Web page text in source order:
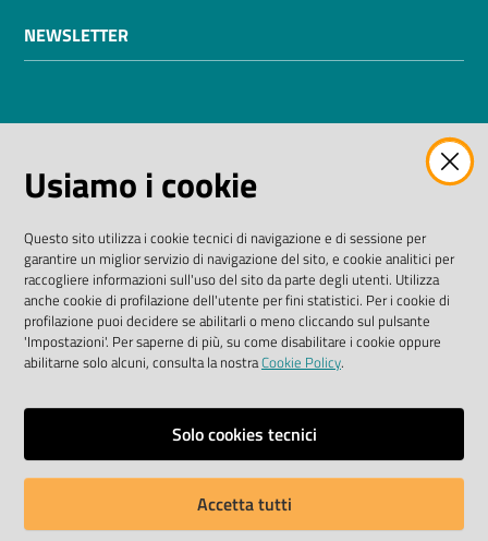
NEWSLETTER
I dati personali pubblicati sono riutilizzabili solo alle
2003/98/CE e dal D. Lgs. n. 36/2006
SEGUICI SU
Facebook Biblioteche
Instagram
TwitterYouTube
Scarica le app
Usiamo i cookie
Questo sito utilizza i cookie tecnici di navigazione e di sessione per
garantire un miglior servizio di navigazione del sito, e cookie analitici per
raccogliere informazioni sull'uso del sito da parte degli utenti. Utilizza
anche cookie di profilazione dell'utente per fini statistici. Per i cookie di
profilazione puoi decidere se abilitarli o meno cliccando sul pulsante
'Impostazioni'. Per saperne di più, su come disabilitare i cookie oppure
abilitarne solo alcuni, consulta la nostraCookie Policy.
Solo cookies tecnici
Accetta tutti